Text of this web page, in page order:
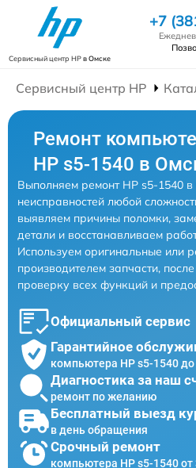
Сервисный центр HPв Омске
+7
Сервисный центр HP
Ремонт
HP s5-1540 в
Выполняем ремонт HP s5-1540
неисправностей любой
выявляем причины поломки,
детали и восстанавливаем
Используем оригинальные или
производителем запчасти,
проверку всех функций и
Официальный сервис
Гарантийное
компьютера HP s5-1540 до
Диагностика за наш
ремонт по желанию
Бесплатный выезд
в день обращения
Срочный ремонт
компьютера HP s5-1540 от